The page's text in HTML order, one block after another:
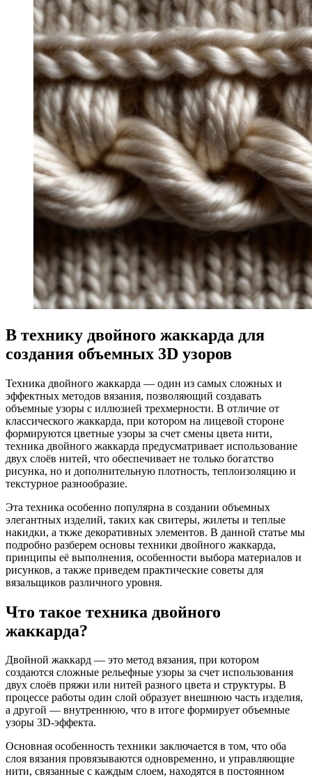
В технику двойного жаккарда для
создания объемных 3D узоров
Техника двойного жаккарда — один из самых сложных и
эффектных методов вязания, позволяющий создавать
объемные узоры с иллюзией трехмерности. В отличие от
классического жаккарда, при котором на лицевой стороне
формируются цветные узоры за счет смены цвета нити,
техника двойного жаккарда предусматривает использование
двух слоёв нитей, что обеспечивает не только богатство
рисунка, но и дополнительную плотность, теплоизоляцию и
текстурное разнообразие.
Эта техника особенно популярна в создании объемных
элегантных изделий, таких как свитеры, жилеты и теплые
накидки, а ткже декоративных элементов. В данной статье мы
подробно разберем основы техники двойного жаккарда,
принципы её выполнения, особенности выбора материалов и
рисунков, а также приведем практические советы для
вязальщиков различного уровня.
Что такое техника двойного
жаккарда?
Двойной жаккард — это метод вязания, при котором
создаются сложные рельефные узоры за счет использования
двух слоёв пряжи или нитей разного цвета и структуры. В
процессе работы один слой образует внешнюю часть изделия,
а другой — внутреннюю, что в итоге формирует объемные
узоры 3D-эффекта.
Основная особенность техники заключается в том, что оба
слоя вязания провязываются одновременно, и управляющие
нити, связанные с каждым слоем, находятся в постоянном